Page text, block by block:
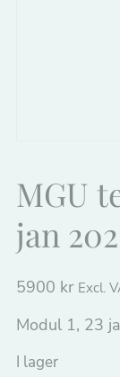
MGU
jan
5900 kr Excl.
Modul 1, 23
I lager